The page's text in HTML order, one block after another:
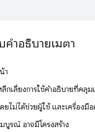
ำอธิบายเมตา
า
เลี่ยงการใช้คำอธิบายที่คลุม
ยไม่ได้ช่วยผู้ใช้ และเครื่องมื
บูรณ์ อาจมีโครงสร้าง